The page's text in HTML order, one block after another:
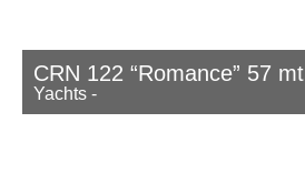
CRN 122 “Romance” 57 mt
Yachts -